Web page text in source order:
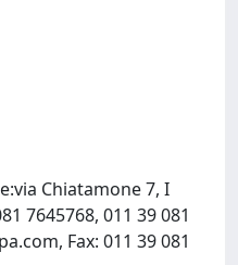
Chiatamone 7, I
7645768, 011 39 081
, Fax: 011 39 081